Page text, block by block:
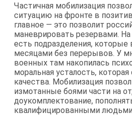
Частичная мобилизация
ситуацию на фронте в
главное — это позволит
маневрировать резервами.
есть подразделения,
месяцами без перерывов. У
военных там накопилась
моральная усталость,
качества. Мобилизация
измотанные боями части на
доукомплектование,
квалифицированными